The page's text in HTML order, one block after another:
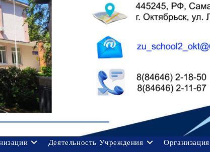
Деятельность Учреждения